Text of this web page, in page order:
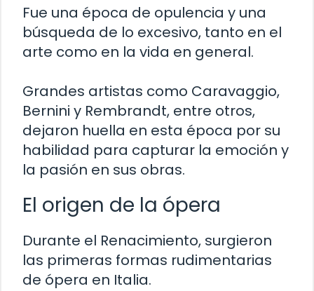
Fue una época de opulencia y una
búsqueda de lo excesivo, tanto en el
arte como en la vida en general.
Grandes artistas como Caravaggio,
Bernini y Rembrandt, entre otros,
dejaron huella en esta época por su
habilidad para capturar la emoción y
la pasión en sus obras.
El origen de la ópera
Durante el Renacimiento, surgieron
las primeras formas rudimentarias
de ópera en Italia.